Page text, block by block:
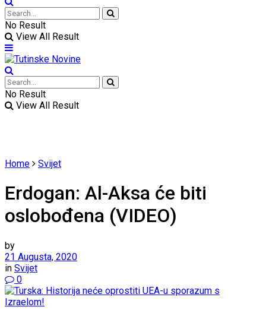
No Result
View All Result
No Result
View All Result
Home Svijet
Erdogan: Al-Aksa će biti
oslobođena (VIDEO)
by
21 Augusta, 2020
in Svijet
0